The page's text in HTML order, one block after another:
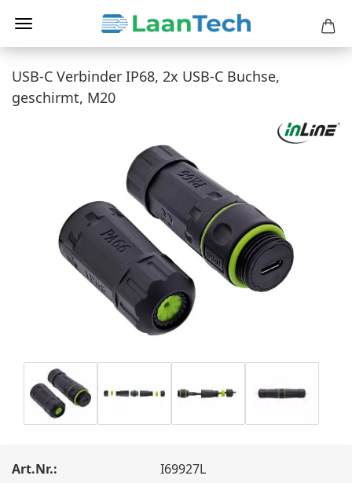
USB-C Verbinder IP68, 2x USB-C Buchse,
geschirmt, M20
Art.Nr.:
I69927L